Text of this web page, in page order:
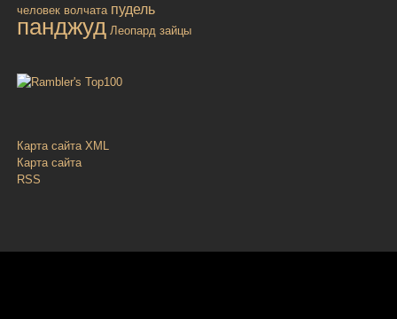
человек волчата пудель
панджуд Леопард зайцы
Карта сайта XML
Карта сайта
RSS